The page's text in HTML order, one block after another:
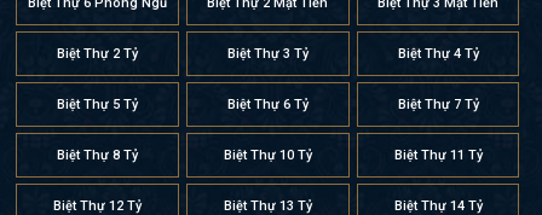
Biệt Thự 2 Tỷ Biệt Thự 3 Tỷ Biệt Thự 4 Tỷ
Biệt Thự 5 Tỷ Biệt Thự 6 Tỷ Biệt Thự 7 Tỷ
Biệt Thự 8 Tỷ Biệt Thự 10 Tỷ Biệt Thự 11 Tỷ
Biệt Thự 12 Tỷ Biệt Thự 13 Tỷ Biệt Thự 14 Tỷ